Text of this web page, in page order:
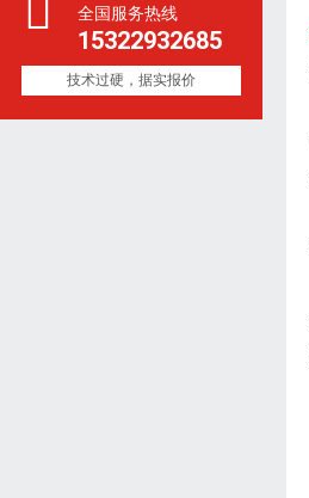
全国服务热线
15322932685
技术过硬，据实报价